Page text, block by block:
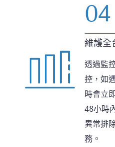
04
維護全
透過監
控，如
時會立
48小時
異常排
務。